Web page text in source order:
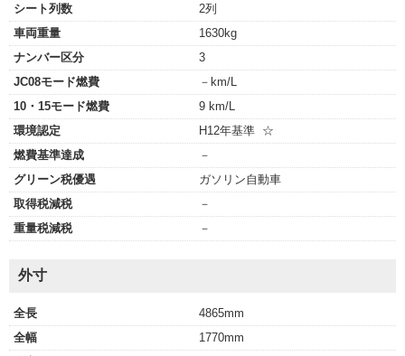
シート列数
2列
車両重量
1630kg
ナンバー区分
3
JC08モード燃費
－km/L
10・15モード燃費
9 km/L
環境認定
H12年基準 ☆
燃費基準達成
－
グリーン税優遇
ガソリン自動車
取得税減税
－
重量税減税
－
外寸
全長
4865mm
全幅
1770mm